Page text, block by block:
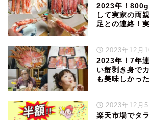
2023年！
して実家の両
足との連絡！
2023年12月
2023年！7年
い蟹剥き身で
も美味しかっ
2023年12月5
楽天市場でタ